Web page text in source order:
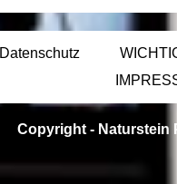
Datenschutz
Copyright - Naturstein